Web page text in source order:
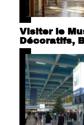
Visiter le
Décoratifs,